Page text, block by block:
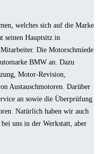
welches sich auf die Marke
seinen Hauptsitz in
Die Motorschmiede
BMW an. Dazu
Motor-Revision,
Austauschmotoren. Darüber
an sowie die Überprüfung
Natürlich haben wir auch
uns in der Werkstatt, aber